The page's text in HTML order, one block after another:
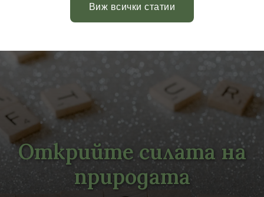
Виж всички статии
Открийте силата на
природата